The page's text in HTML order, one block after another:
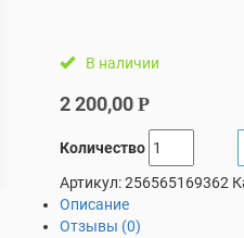
В наличии
2 200,00 Р
Количество
Артикул:256565169362
Описание
Отзывы (0)